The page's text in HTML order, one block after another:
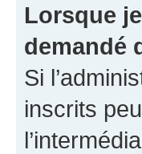
Lorsque
demandé
Si
inscrits